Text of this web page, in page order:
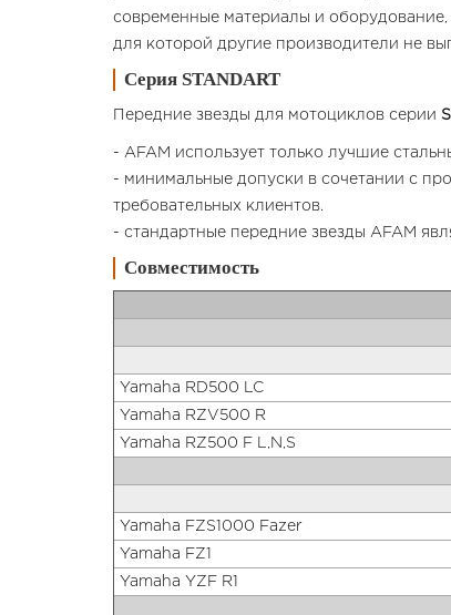
современные материалы и оборудование,
для которой другие производители не
Серия STANDART
Передние звезды для мотоциклов cерии
- AFAM использует только лучшие
- минимальные допуски в сочетании с
требовательных клиентов.
- стандартные передние звезды AFAM
Совместимость
Yamaha RD500 LC
Yamaha RZV500 R
Yamaha RZ500 F L,N,S
Yamaha FZS1000 Fazer
Yamaha FZ1
Yamaha YZF R1